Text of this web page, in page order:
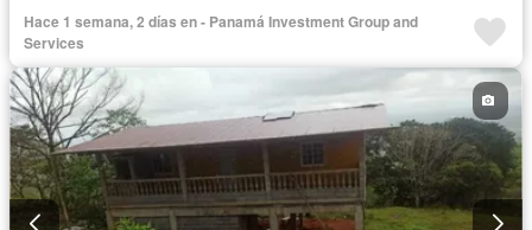
Hace 1 semana, 2 días en - Panamá Investment Group and
Services